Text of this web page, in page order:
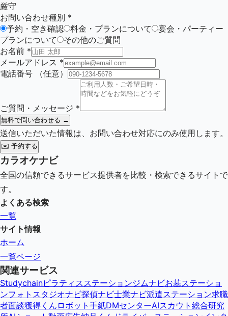
厳守
お問い合わせ種別 *
予約・空き確認
料金・プランについて
宴会・パーティー
プランについて
その他のご質問
お名前 *
メールアドレス *
電話番号
（任意）
ご質問・メッセージ *
無料で問い合わせる →
送信いただいた情報は、お問い合わせ対応にのみ使用します。
✉️ 予約する
カラオケナビ
全国の信頼できるサービス提供者を比較・検索できるサイトで
す。
よくある検索
一覧
サイト情報
ホーム
一覧ページ
関連サービス
Studychainピラティスステーションジムナビお墓ステーショ
ンフォトスタジオナビ探偵ナビ士業ナビ派遣ステーション求職
者面談獲得くん ロボット手紙DMセンターAIスカウト総合研究